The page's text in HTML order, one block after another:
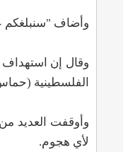
وأضاف "سنبلغكم
وقال إن استهداف
الفلسطينية
وأوقفت العديد
لأي هجوم.